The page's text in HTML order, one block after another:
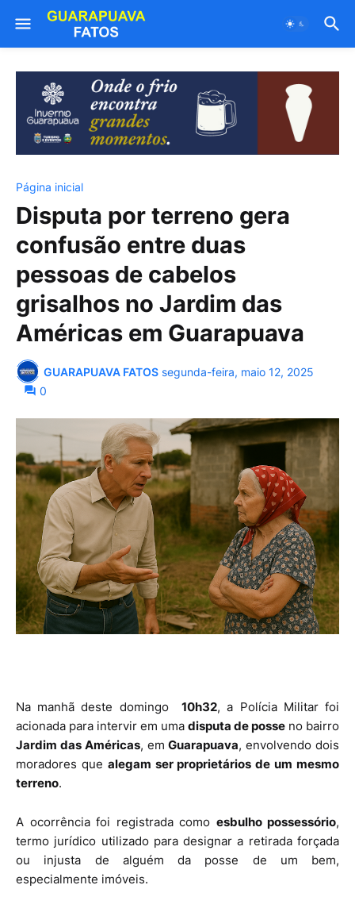
Página inicial
Disputa por terreno gera
confusão entre duas
pessoas de cabelos
grisalhos no Jardim das
Américas em Guarapuava
GUARAPUAVA FATOS segunda-feira, maio 12, 2025
0
Na manhã deste domingo10h32, a Polícia Militar foi
acionada para intervir em uma disputa de posse no bairro
Jardim das Américas, emGuarapuava, envolvendo dois
moradores que alegam ser proprietários de um mesmo
terreno.
A ocorrência foi registrada como esbulho possessório,
termo jurídico utilizado para designar a retirada forçada
ou injusta de alguém da posse de um bem,
especialmente imóveis.